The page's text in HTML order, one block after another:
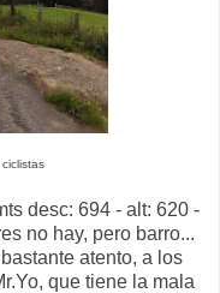
desc: 694 - alt: 620 -
no hay, pero barro...
atento, a los
que tiene la mala